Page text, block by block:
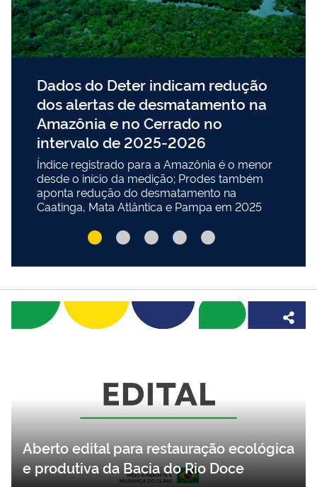
Dados do Deter indicam redução
dos alertas de desmatamento na
Amazônia e no Cerrado no
intervalo de 2025-2026
Índice registrado para a Amazônia é o menor
desde o início da medição; Prodes também
aponta redução do desmatamento na
Caatinga, Mata Atlântica e Pampa em 2025
Aberto edital para restauração ecológica
e produtiva da Bacia do Rio Doce